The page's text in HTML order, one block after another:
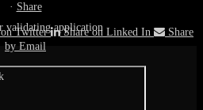
· Share
on Twitter Share on Linked In
Share
by Email
validating application